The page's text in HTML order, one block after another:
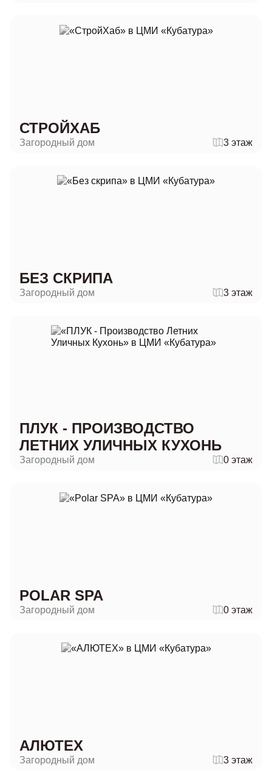
СТРОЙХАБ
Загородный дом 3 этаж
БЕЗ СКРИПА
Загородный дом 3 этаж
ПЛУК - ПРОИЗВОДСТВО
ЛЕТНИХ УЛИЧНЫХ КУХОНЬ
Загородный дом 0 этаж
POLAR SPA
Загородный дом 0 этаж
АЛЮТЕХ
Загородный дом 3 этаж